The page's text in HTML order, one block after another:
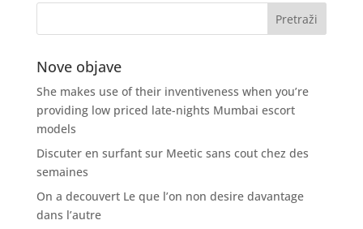
Nove objave
She makes use of their inventiveness when you’re
providing low priced late-nights Mumbai escort
models
Discuter en surfant sur Meetic sans cout chez des
semaines
On a decouvert Le que l’on non desire davantage
dans l’autre